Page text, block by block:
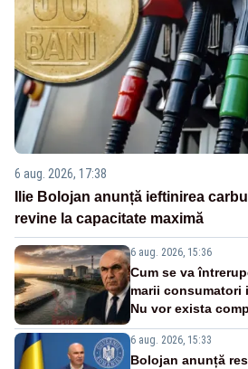
6 aug. 2026, 17:38
Ilie Bolojan anunță ieftinirea
revine la capacitate maximă
6 aug. 2026, 15:36
Cum se va
marii
Nu vor exista
6 aug. 2026, 15:33
Bolojan anunță